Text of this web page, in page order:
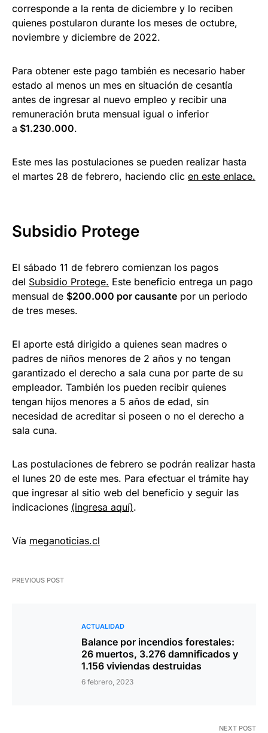
corresponde a la renta de diciembre y lo reciben
quienes postularon durante los meses de octubre,
noviembre y diciembre de 2022.
Para obtener este pago también es necesario haber
estado al menos un mes en situación de cesantía
antes de ingresar al nuevo empleo y recibir una
remuneración bruta mensual igual o inferior
a $1.230.000.
Este mes las postulaciones se pueden realizar hasta
el martes 28 de febrero, haciendo clic en este enlace.
Subsidio Protege
El sábado 11 de febrero comienzan los pagos
del Subsidio Protege. Este beneficio entrega un pago
mensual de $200.000 por causante por un periodo
de tres meses.
El aporte está dirigido a quienes sean madres o
padres de niños menores de 2 años y no tengan
garantizado el derecho a sala cuna por parte de su
empleador. También los pueden recibir quienes
tengan hijos menores a 5 años de edad, sin
necesidad de acreditar si poseen o no el derecho a
sala cuna.
Las postulaciones de febrero se podrán realizar hasta
el lunes 20 de este mes. Para efectuar el trámite hay
que ingresar al sitio web del beneficio y seguir las
indicaciones (ingresa aquí).
Vía meganoticias.cl
PREVIOUS POST
ACTUALIDAD
Balance por incendios forestales:
26 muertos, 3.276 damnificados y
1.156 viviendas destruidas
6 febrero, 2023
NEXT POST